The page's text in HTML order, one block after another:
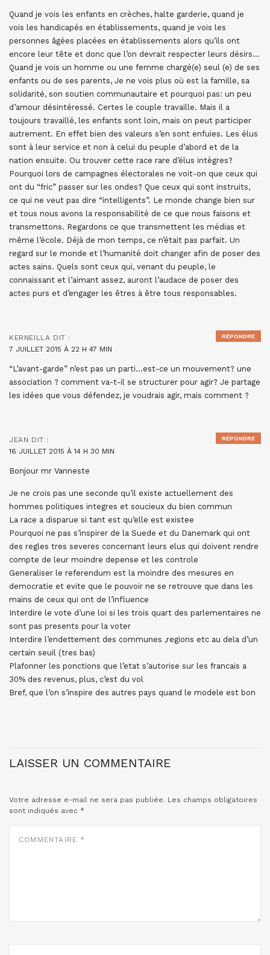
Quand je vois les enfants en crèches, halte garderie, quand je
vois les handicapés en établissements, quand je vois les
personnes âgées placées en établissements alors qu’ils ont
encore leur tête et donc que l’on devrait respecter leurs désirs…
Quand je vois un homme ou une femme chargé(e) seul (e) de ses
enfants ou de ses parents, Je ne vois plus où est la famille, sa
solidarité, son soutien communautaire et pourquoi pas: un peu
d’amour désintéressé. Certes le couple travaille. Mais il a
toujours travaillé, les enfants sont loin, mais on peut participer
autrement. En effet bien des valeurs s’en sont enfuies. Les élus
sont à leur service et non à celui du peuple d’abord et de la
nation ensuite. Ou trouver cette race rare d’élus intègres?
Pourquoi lors de campagnes électorales ne voit-on que ceux qui
ont du “fric” passer sur les ondes? Que ceux qui sont instruits,
ce qui ne veut pas dire “intelligents”. Le monde change bien sur
et tous nous avons la responsabilité de ce que nous faisons et
transmettons. Regardons ce que transmettent les médias et
même l’école. Déjà de mon temps, ce n’était pas parfait. Un
regard sur le monde et l’humanité doit changer afin de poser des
actes sains. Quels sont ceux qui, venant du peuple, le
connaissant et l’aimant assez, auront l’audace de poser des
actes purs et d’engager les êtres à être tous responsables.
KERNEILLA DIT :
7 JUILLET 2015 À 22 H 47 MIN
“L’avant-garde” n’est pas un parti…est-ce un mouvement? une
association ? comment va-t-il se structurer pour agir? Je partage
les idées que vous défendez, je voudrais agir, mais comment ?
RÉPONDRE
JEAN DIT :
16 JUILLET 2015 À 14 H 30 MIN
Bonjour mr Vanneste
Je ne crois pas une seconde qu’il existe actuellement des
hommes politiques integres et soucieux du bien commun
La race a disparue si tant est qu’elle est existee
Pourquoi ne pas s’inspirer de la Suede et du Danemark qui ont
des regles tres severes concernant leurs elus qui doivent rendre
compte de leur moindre depense et les controle
Generaliser le referendum est la moindre des mesures en
democratie et evite que le pouvoir ne se retrouve que dans les
mains de ceux qui ont de l’influence
Interdire le vote d’une loi si les trois quart des parlementaires ne
sont pas presents pour la voter
Interdire l’endettement des communes ,regions etc au dela d’un
certain seuil (tres bas)
Plafonner les ponctions que l’etat s’autorise sur les francais a
30% des revenus, plus, c’est du vol
Bref, que l’on s’inspire des autres pays quand le modele est bon
RÉPONDRE
LAISSER UN COMMENTAIRE
Votre adresse e-mail ne sera pas publiée. Les champs obligatoires
sont indiqués avec *